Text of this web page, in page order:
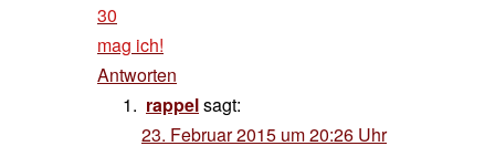
30
mag ich!
Antworten
rappelsagt:
23. Februar 2015 um 20:26 Uhr